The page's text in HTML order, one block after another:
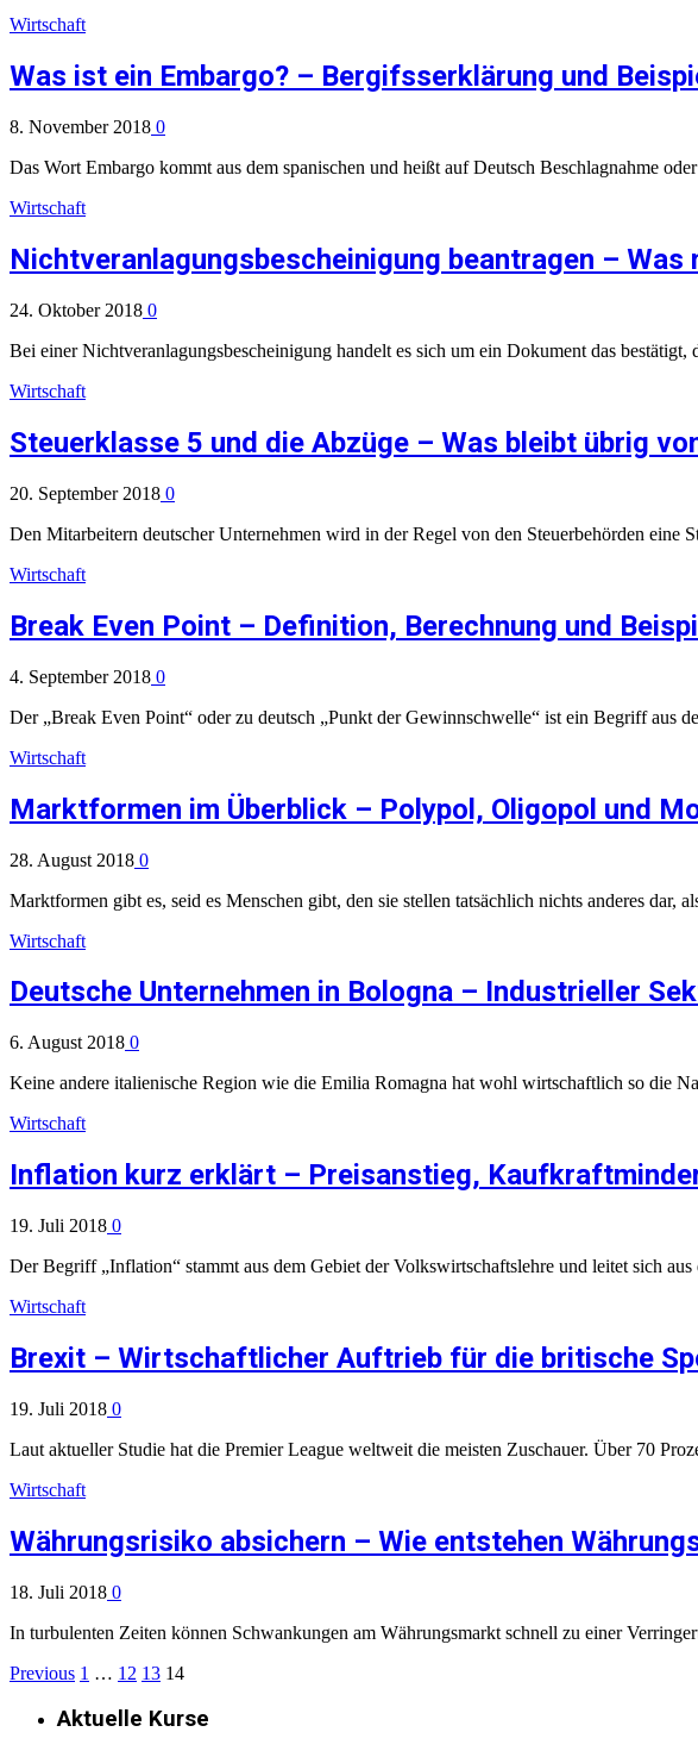
Wirtschaft
Was ist ein Embargo? – Bergifsserklärung und
8. November 2018 0
Das Wort Embargo kommt aus dem spanischen und heißt auf Deutsch Beschlagnahme
Wirtschaft
Nichtveranlagungsbescheinigung beantragen – Was
24. Oktober 2018 0
Bei einer Nichtveranlagungsbescheinigung handelt es sich um ein Dokument das bestätigt,
Wirtschaft
Steuerklasse 5 und die Abzüge – Was bleibt übrig
20. September 2018 0
Den Mitarbeitern deutscher Unternehmen wird in der Regel von den Steuerbehörden eine
Wirtschaft
Break Even Point – Definition, Berechnung und
4. September 2018 0
Der „Break Even Point“ oder zu deutsch „Punkt der Gewinnschwelle“ ist ein Begriff aus
Wirtschaft
Marktformen im Überblick – Polypol, Oligopol und
28. August 2018 0
Marktformen gibt es, seid es Menschen gibt, den sie stellen tatsächlich nichts anderes dar,
Wirtschaft
Deutsche Unternehmen in Bologna – Industrieller
6. August 2018 0
Keine andere italienische Region wie die Emilia Romagna hat wohl wirtschaftlich so die
Wirtschaft
Inflation kurz erklärt – Preisanstieg,
19. Juli 2018 0
Der Begriff „Inflation“ stammt aus dem Gebiet der Volkswirtschaftslehre und leitet sich
Wirtschaft
Brexit – Wirtschaftlicher Auftrieb für die britische
19. Juli 2018 0
Laut aktueller Studie hat die Premier League weltweit die meisten Zuschauer. Über 70
Wirtschaft
Währungsrisiko absichern – Wie entstehen
18. Juli 2018 0
In turbulenten Zeiten können Schwankungen am Währungsmarkt schnell zu einer
Previous 1 … 12 13 14
Aktuelle Kurse